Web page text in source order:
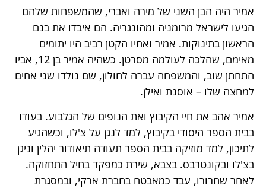
אמיר היה הבן השני של מירה ואברי, שהמשפחות שלהם
הגיעו לישראל מרומניה ומהונגריה. הם איבדו את בנם
הראשון בתינוקות. אמיר ואחיו הקטן רביב היו יתומים
מאימם, שהלכה לעולמה מסרטן. כשהיה אמיר בן 12, אביו
התחתן שוב, והמשפחה עברה לחולון, שם נולדו שני אחים
למחצה שלו – אוסנת ואילן.
אמיר אהב את חיי הקיבוץ ואת הנופים של הגלבוע. בעודו
בבית הספר היסודי בקיבוץ, למד לנגן על צ'לו, וכשהגיע
לתיכון, למד מוזיקה בבית הספר תעודה תיאודור יהלין וניגן
בצ'לו ובקונטרבס. בצבא, שירת כמפקד בחיל התחזוקה.
לאחר שחרורו, עבד כמאבטח בחברת ארקי, ובמסגרת